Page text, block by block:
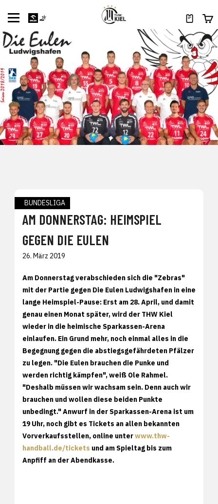
BUNDESLIGA
AM DONNERSTAG: HEIMSPIEL
GEGEN DIE EULEN
26. März 2019
Am Donnerstag verabschieden sich die "Zebras"
mit der Partie gegen Die Eulen Ludwigshafen in eine
lange Heimspiel-Pause: Erst am 28. April, und damit
genau einen Monat später, wird der THW Kiel
wieder in die heimische Sparkassen-Arena
einlaufen. Ein Grund mehr, noch einmal alles in die
Begegnung gegen die abstiegsgefährdeten Pfälzer
zu legen. "Die Eulen brauchen die Punke und
werden richtig kämpfen", weiß Ole Rahmel.
"Deshalb müssen wir wachsam sein. Denn auch wir
brauchen und wollen diese beiden Punkte
unbedingt." Anwurf in der Sparkassen-Arena ist um
19 Uhr, noch gibt es Tickets an allen bekannten
Vorverkaufsstellen, online unterwww.thw-
handball.de/tickets und am Spieltag bis zum
Anpfiff an der Abendkasse.